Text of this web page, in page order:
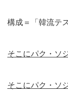
構成＝「韓流テ
そこにパク・ソ
そこにパク・ソ